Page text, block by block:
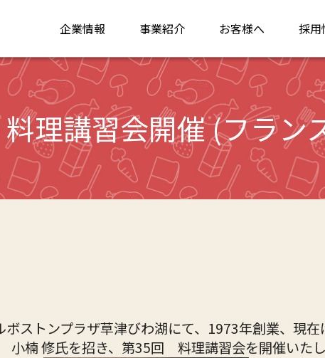
企業情報 事業紹介 お客様へ 採用
理講習会開催 (フラン
ストンプラザ草津びわ湖にて、 1973年創業、 現在
小楠 修氏を招き、第35回 料理講習会を開催いたし